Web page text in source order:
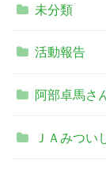
未分類
活動報告
阿部卓馬さ
ＪＡみつい